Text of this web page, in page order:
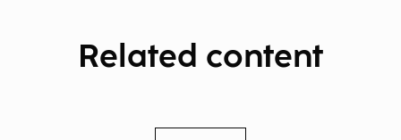
Related content